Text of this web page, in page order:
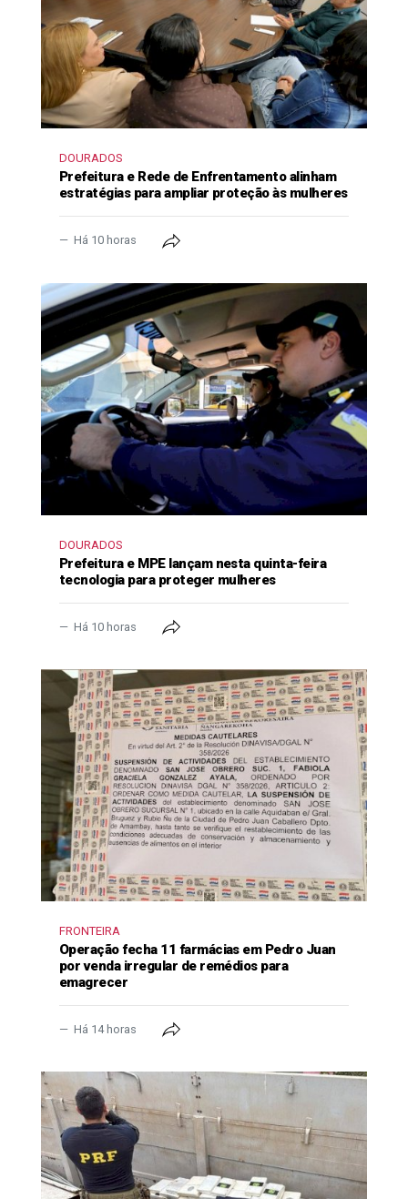
DOURADOS
Prefeitura e Rede de Enfrentamento alinham
estratégias para ampliar proteção às mulheres
Há 10 horas
DOURADOS
Prefeitura e MPE lançam nesta quinta-feira
tecnologia para proteger mulheres
Há 10 horas
FRONTEIRA
Operação fecha 11 farmácias em Pedro Juan
por venda irregular de remédios para
emagrecer
Há 14 horas